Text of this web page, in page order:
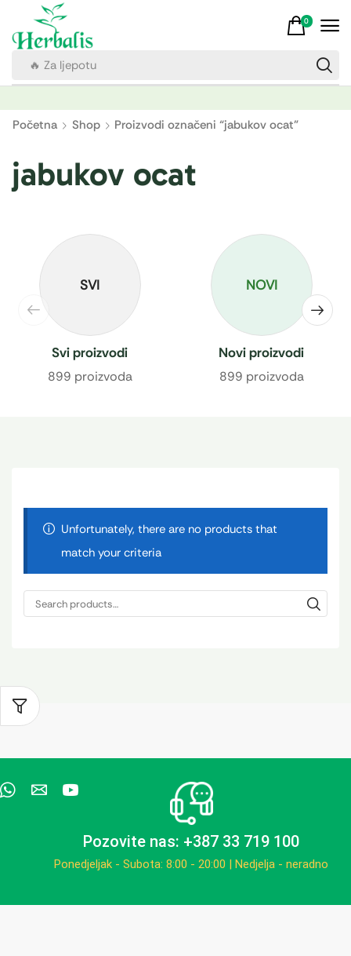
🔥 Za ljepotu
0
Početna Shop Proizvodi označeni “jabukov ocat”
jabukov ocat
SVI
Svi proizvodi
899 proizvoda
NOVI
Novi proizvodi
899 proizvoda
Unfortunately, there are no products that
match your criteria
Pozovite nas: +387 33 719 100
Ponedjeljak - Subota: 8:00 - 20:00 | Nedjelja - neradno